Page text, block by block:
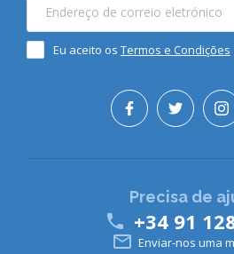
Eu aceito os Termos e Condições
Precisa de
 +34 91
 Enviar-nos uma